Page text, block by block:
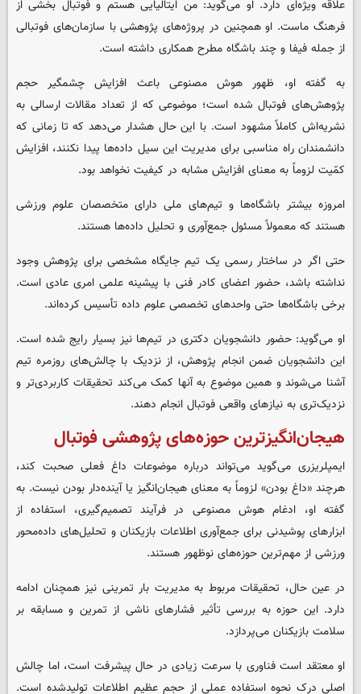
علاقه ویژه‌ای دارد. او می‌گوید: من ایتالیایی هستم و فوتبال بخشی از
فرهنگ ماست. او همچنین در پروژه‌های پژوهشی با سازمان‌های فوتبالی
از جمله فیفا و چند باشگاه مطرح همکاری داشته است.
به گفته او، ظهور هوش مصنوعی باعث افزایش چشمگیر حجم
پژوهش‌های فوتبال شده است؛ موضوعی که از تعداد مقالات ارسالی به
نشریه‌اش کاملاً مشهود است. با این حال هشدار می‌دهد که تا زمانی که
دانشمندان راه مناسبی برای مدیریت این سیل داده‌ها پیدا نکنند، افزایش
کمّیت لزوماً به معنای افزایش مشابه در کیفیت نخواهد بود.
امروزه بیشتر باشگاه‌ها و تیم‌های ملی دارای متخصصان علوم ورزشی
هستند که معمولاً مسئول جمع‌آوری و تحلیل داده‌ها هستند.
حتی اگر در ساختار رسمی یک تیم جایگاه مشخصی برای پژوهش وجود
نداشته باشد، حضور اعضای کادر فنی با پیشینه علمی امری عادی است.
برخی باشگاه‌ها حتی واحدهای تخصصی علوم داده تأسیس کرده‌اند.
او می‌گوید: حضور دانشجویان دکتری در تیم‌ها نیز بسیار رایج شده است.
این دانشجویان ضمن انجام پژوهش، از نزدیک با چالش‌های روزمره تیم
آشنا می‌شوند و همین موضوع به آنها کمک می‌کند تحقیقات کاربردی‌تر و
نزدیک‌تری به نیازهای واقعی فوتبال انجام دهند.
هیجان‌انگیزترین حوزه‌های پژوهشی فوتبال
ایمپلریزری می‌گوید می‌تواند درباره موضوعات داغ فعلی صحبت کند،
هرچند «داغ بودن» لزوماً به معنای هیجان‌انگیز یا آینده‌دار بودن نیست. به
گفته او، ادغام هوش مصنوعی در فرآیند تصمیم‌گیری، استفاده از
ابزارهای پوشیدنی برای جمع‌آوری اطلاعات بازیکنان و تحلیل‌های داده‌محور
ورزشی از مهم‌ترین حوزه‌های نوظهور هستند.
در عین حال، تحقیقات مربوط به مدیریت بار تمرینی نیز همچنان ادامه
دارد. این حوزه به بررسی تأثیر فشارهای ناشی از تمرین و مسابقه بر
سلامت بازیکنان می‌پردازد.
او معتقد است فناوری با سرعت زیادی در حال پیشرفت است، اما چالش
اصلی درک نحوه استفاده عملی از حجم عظیم اطلاعات تولیدشده است.